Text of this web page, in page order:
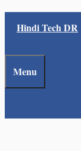
content
Hindi Tech DR
Menu